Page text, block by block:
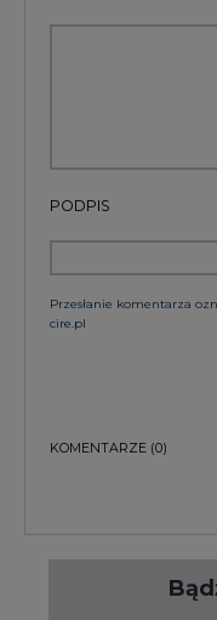
PODPIS
Przesłanie komentarza
cire.pl
KOMENTARZE (0)